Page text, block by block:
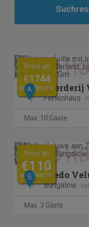
Previous
Preis ab
€1744
pro Woche
A
Ferienhaus
Max. 10 Gäste
Previous
Preis ab
€110
pro Nacht
B
Bungalow
Max. 3 Gäste